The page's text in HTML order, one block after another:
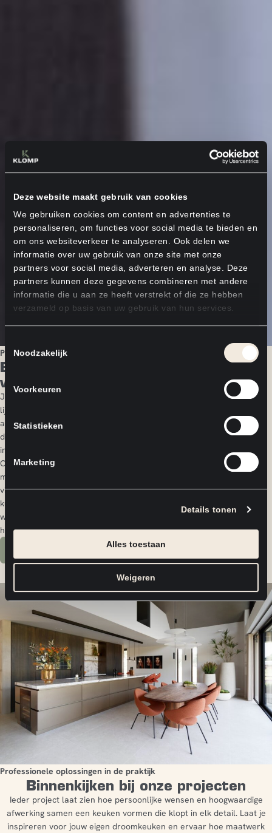
Deze website maakt gebruik van cookies
We gebruiken cookies om content en advertenties te
personaliseren, om functies voor social media te bieden en
om ons websiteverkeer te analyseren. Ook delen we
informatie over uw gebruik van onze site met onze
partners voor social media, adverteren en analyse. Deze
partners kunnen deze gegevens combineren met andere
informatie die u aan ze heeft verstrekt of die ze hebben
verzameld op basis van uw gebruik van hun services.
Noodzakelijk
Voorkeuren
Statistieken
Marketing
Details tonen
Alles toestaan
Weigeren
Passie in ieder detail
Een keuken die het totaalontwerp
versterkt
Jouw keuken moet onderdeel worden van een groter geheel. De
lijnen in de ruimte, de keuze voor materialen, de positie van
apparatuur en de aansluiting op het interieur vragen om een
doordachte technische vertaling die aansluit bij de rest van het
interieur.
Onze vakmensen denken mee over indeling, detaillering en
maakbaarheid, zonder afbreuk te doen aan jouw oorspronkelijke
visie. Omdat we de productie en plaatsing in eigen beheer hebben,
kunnen we precies sturen op afwerking, planning en kwaliteit. Zo
wordt jouw maatwerk keuken een vanzelfsprekende toevoeging aan
het complete woonopstelling.
Professionele oplossingen in de praktijk
Binnenkijken bij onze projecten
Ieder project laat zien hoe persoonlijke wensen en hoogwaardige
afwerking samen een keuken vormen die klopt in elk detail. Laat je
inspireren voor jouw eigen droomkeuken en ervaar hoe maatwerk